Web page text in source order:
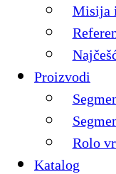
Misija
Proizvodi
Rolo
Katalog